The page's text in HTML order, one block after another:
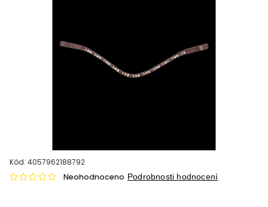
Kód: 4057962188792
Neohodnoceno Podrobnosti hodnocení